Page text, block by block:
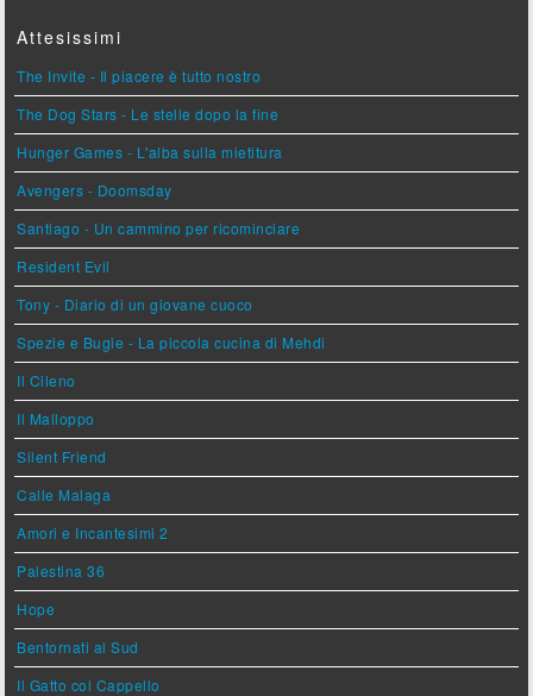
Attesissimi
The Invite - Il piacere è tutto nostro
The Dog Stars - Le stelle dopo la fine
Hunger Games - L'alba sulla mietitura
Avengers - Doomsday
Santiago - Un cammino per ricominciare
Resident Evil
Tony - Diario di un giovane cuoco
Spezie e Bugie - La piccola cucina di Mehdi
Il Cileno
Il Malloppo
Silent Friend
Calle Malaga
Amori e Incantesimi 2
Palestina 36
Hope
Bentornati al Sud
Il Gatto col Cappello